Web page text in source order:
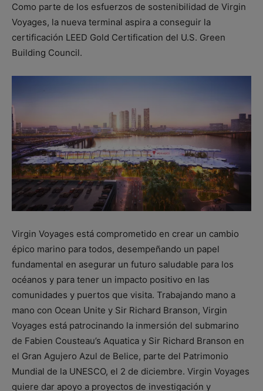
Como parte de los esfuerzos de sostenibilidad de Virgin
Voyages, la nueva terminal aspira a conseguir la
certificación LEED Gold Certification del U.S. Green
Building Council.
Virgin Voyages está comprometido en crear un cambio
épico marino para todos, desempeñando un papel
fundamental en asegurar un futuro saludable para los
océanos y para tener un impacto positivo en las
comunidades y puertos que visita. Trabajando mano a
mano con Ocean Unite y Sir Richard Branson, Virgin
Voyages está patrocinando la inmersión del submarino
de Fabien Cousteau’s Aquatica y Sir Richard Branson en
el Gran Agujero Azul de Belice, parte del Patrimonio
Mundial de la UNESCO, el 2 de diciembre. Virgin Voyages
quiere dar apoyo a proyectos de investigación y